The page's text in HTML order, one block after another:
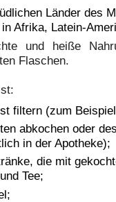
Länder des
Afrika, Latein-
und heiße
Flaschen.
filtern (zum
abkochen oder
in der Apotheke);
die mit
Tee;